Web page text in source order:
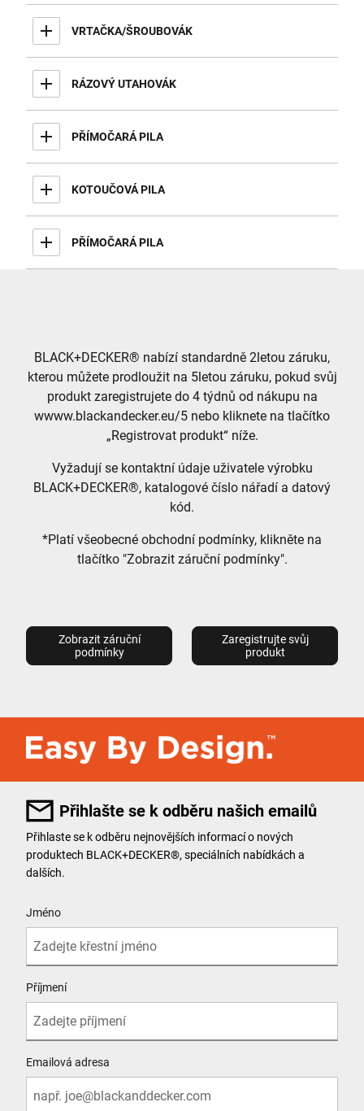
VRTAČKA/ŠROUBOVÁK
RÁZOVÝ UTAHOVÁK
PŘÍMOČARÁ PILA
KOTOUČOVÁ PILA
PŘÍMOČARÁ PILA
BLACK+DECKER® nabízí standardně 2letou záruku,
kterou můžete prodloužit na 5letou záruku, pokud svůj
produkt zaregistrujete do 4 týdnů od nákupu na
wwww.blackandecker.eu/5 nebo kliknete na tlačítko
„Registrovat produkt“ níže.
Vyžadují se kontaktní údaje uživatele výrobku
BLACK+DECKER®, katalogové číslo nářadí a datový
kód.
*Platí všeobecné obchodní podmínky, klikněte na
tlačítko "Zobrazit záruční podmínky".
Zobrazit záruční
podmínky
Zaregistrujte svůj
produkt
Přihlašte se k odběru našich emailů
Přihlaste se k odběru nejnovějších informací o nových
produktech BLACK+DECKER®, speciálních nabídkách a
dalších.
Jméno
Příjmení
Emailová adresa